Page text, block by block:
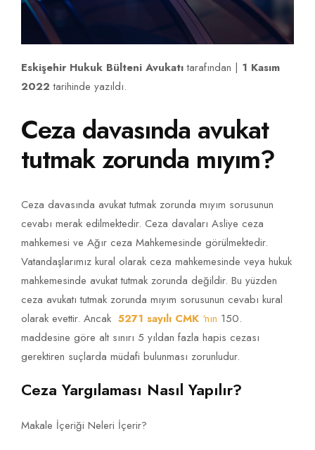
Eskişehir Hukuk Bülteni Avukatıtarafından | 1 Kasım
2022 tarihinde yazıldı.
Ceza davasında avukat
tutmak zorunda mıyım?
Ceza davasında avukat tutmak zorunda mıyım sorusunun
cevabı merak edilmektedir. Ceza davaları Asliye ceza
mahkemesi ve Ağır ceza Mahkemesinde görülmektedir.
Vatandaşlarımız kural olarak ceza mahkemesinde veya hukuk
mahkemesinde avukat tutmak zorunda değildir. Bu yüzden
ceza avukatı tutmak zorunda mıyım sorusunun cevabı kural
olarak evettir. Ancak 5271 sayılı CMK ‘nın 150.
maddesine göre alt sınırı 5 yıldan fazla hapis cezası
gerektiren suçlarda müdafi bulunması zorunludur.
Ceza Yargılaması Nasıl Yapılır?
Makale İçeriği Neleri İçerir?